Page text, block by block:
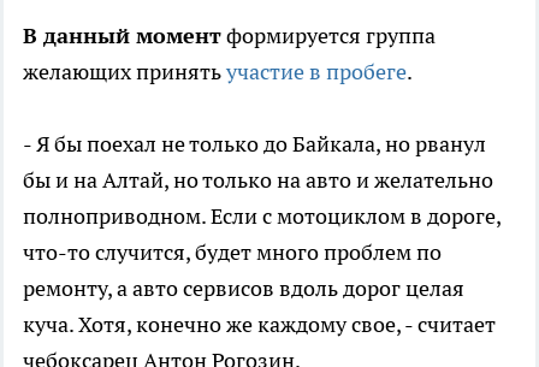
В данный моментформируется группа
желающих принятьучастие в пробеге.
- Я бы поехал не только до Байкала, но рванул
бы и на Алтай, но только на авто и желательно
полноприводном. Если с мотоциклом в дороге,
что-то случится, будет много проблем по
ремонту, а авто сервисов вдоль дорог целая
куча. Хотя, конечно же каждому свое, - считает
чебоксарец Антон Рогозин.